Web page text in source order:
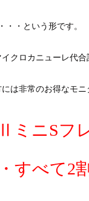
・・という形です。
クロカニューレ代合
は非常のお得なモニ
ニSフ
すべて2